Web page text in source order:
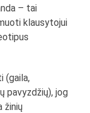
– tai
klausytojui
(gaila,
pavyzdžių), jog
žinių